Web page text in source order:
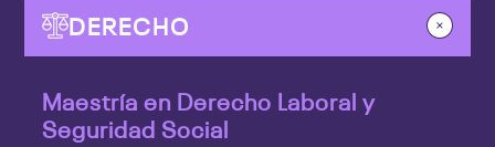
DERECHO
Maestría en Derecho Laboral y
Seguridad Social